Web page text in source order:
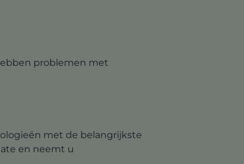
problemen met
met de belangrijkste
en neemt u